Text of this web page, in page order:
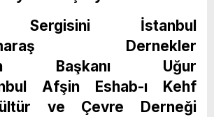
Sergisini İstanbul
Dernekler
Başkanı Uğur
Afşin Eshab-ı Kehf
ve Çevre Derneği